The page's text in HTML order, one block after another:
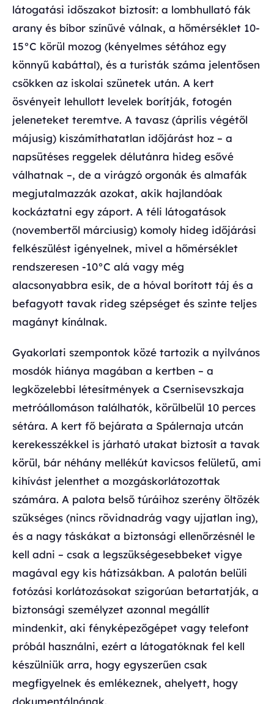
látogatási időszakot biztosít: a lombhullató fák
arany és bíbor színűvé válnak, a hőmérséklet 10-
15°C körül mozog (kényelmes sétához egy
könnyű kabáttal), és a turisták száma jelentősen
csökken az iskolai szünetek után. A kert
ösvényeit lehullott levelek borítják, fotogén
jeleneteket teremtve. A tavasz (április végétől
májusig) kiszámíthatatlan időjárást hoz – a
napsütéses reggelek délutánra hideg esővé
válhatnak –, de a virágzó orgonák és almafák
megjutalmazzák azokat, akik hajlandóak
kockáztatni egy záport. A téli látogatások
(novembertől márciusig) komoly hideg időjárási
felkészülést igényelnek, mivel a hőmérséklet
rendszeresen -10°C alá vagy még
alacsonyabbra esik, de a hóval borított táj és a
befagyott tavak rideg szépséget és szinte teljes
magányt kínálnak.
Gyakorlati szempontok közé tartozik a nyilvános
mosdók hiánya magában a kertben – a
legközelebbi létesítmények a Csernisevszkaja
metróállomáson találhatók, körülbelül 10 perces
sétára. A kert fő bejárata a Spálernaja utcán
kerekesszékkel is járható utakat biztosít a tavak
körül, bár néhány mellékút kavicsos felületű, ami
kihívást jelenthet a mozgáskorlátozottak
számára. A palota belső túráihoz szerény öltözék
szükséges (nincs rövidnadrág vagy ujjatlan ing),
és a nagy táskákat a biztonsági ellenőrzésnél le
kell adni – csak a legszükségesebbeket vigye
magával egy kis hátizsákban. A palotán belüli
fotózási korlátozásokat szigorúan betartatják, a
biztonsági személyzet azonnal megállít
mindenkit, aki fényképezőgépet vagy telefont
próbál használni, ezért a látogatóknak fel kell
készülniük arra, hogy egyszerűen csak
megfigyelnek és emlékeznek, ahelyett, hogy
dokumentálnának.